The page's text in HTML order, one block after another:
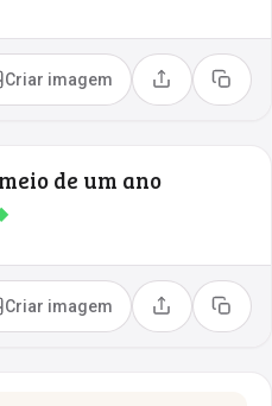
Criar imagem Compartilhar
Copiar
de um ano
Criar imagem Compartilhar
Copiar